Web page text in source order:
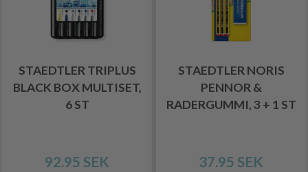
STAEDTLER TRIPLUS
BLACK BOX MULTISET,
6 ST
92.95 SEK
STAEDTLER NORIS
PENNOR &
RADERGUMMI, 3 + 1 ST
37.95 SEK